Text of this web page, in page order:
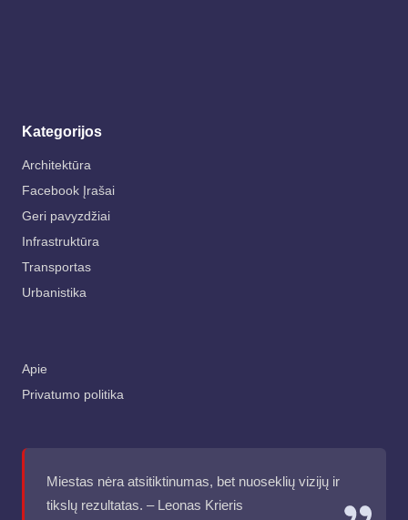
Kategorijos
Architektūra
Facebook Įrašai
Geri pavyzdžiai
Infrastruktūra
Transportas
Urbanistika
Apie
Privatumo politika
Miestas nėra atsitiktinumas, bet nuoseklių vizijų ir
tikslų rezultatas. – Leonas Krieris